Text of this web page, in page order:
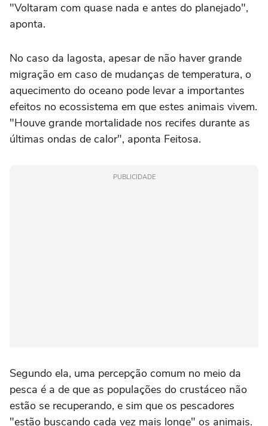
"Voltaram com quase nada e antes do planejado",
aponta.
No caso da lagosta, apesar de não haver grande
migração em caso de mudanças de temperatura, o
aquecimento do oceano pode levar a importantes
efeitos no ecossistema em que estes animais vivem.
"Houve grande mortalidade nos recifes durante as
últimas ondas de calor", aponta Feitosa.
PUBLICIDADE
Segundo ela, uma percepção comum no meio da
pesca é a de que as populações do crustáceo não
estão se recuperando, e sim que os pescadores
"estão buscando cada vez mais longe" os animais.